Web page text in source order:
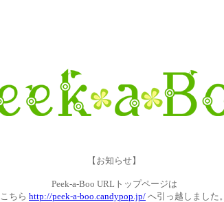
【お知らせ】
Peek-a-Boo URLトップページは
こちら http://peek-a-boo.candypop.jp/ へ引っ越しました。